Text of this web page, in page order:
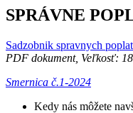
SPRÁVNE
Sadzobnik spravnych
PDF dokument, Veľkosť:
Smernica č.1-2024
Kedy nás môžete